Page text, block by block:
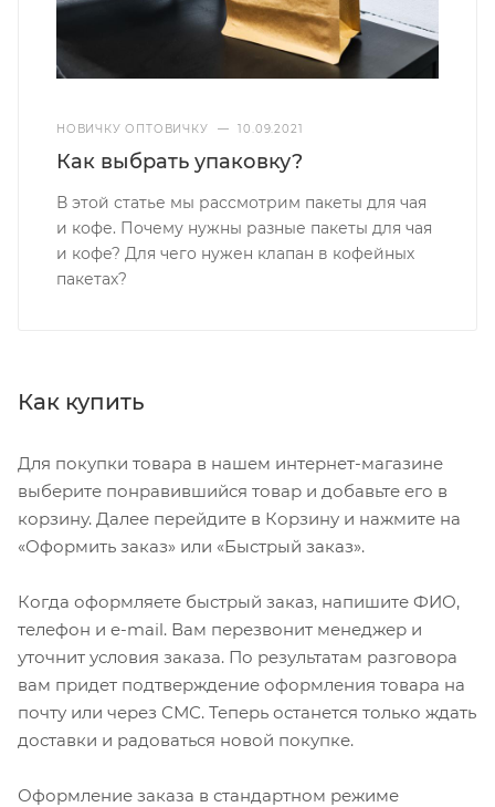
НОВИЧКУ ОПТОВИЧКУ — 10.09.2021
Как выбрать упаковку?
В этой статье мы рассмотрим пакеты для чая
и кофе. Почему нужны разные пакеты для чая
и кофе? Для чего нужен клапан в кофейных
пакетах?
Как купить
Для покупки товара в нашем интернет-магазине
выберите понравившийся товар и добавьте его в
корзину. Далее перейдите в Корзину и нажмите на
«Оформить заказ» или «Быстрый заказ».
Когда оформляете быстрый заказ, напишите ФИО,
телефон и e-mail. Вам перезвонит менеджер и
уточнит условия заказа. По результатам разговора
вам придет подтверждение оформления товара на
почту или через СМС. Теперь останется только ждать
доставки и радоваться новой покупке.
Оформление заказа в стандартном режиме